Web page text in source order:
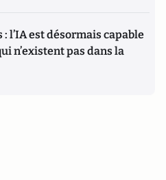
l’IA est désormais capable
n’existent pas dans la